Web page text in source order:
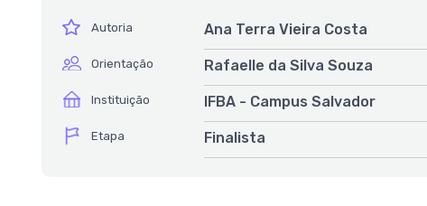
íconeAutoria
Ana Terra Vieira Costa
íconeOrientação
Rafaelle da Silva Souza
íconeInstituição
IFBA - Campus Salvador
íconeEtapa Finalista